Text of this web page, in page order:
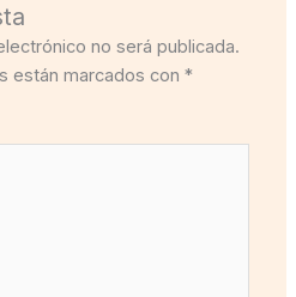
no será publicada.
están marcados con*